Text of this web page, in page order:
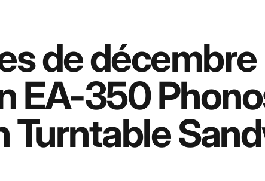
dedécembre
EA-350
Turntable